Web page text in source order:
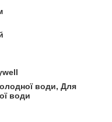
води, Для
води